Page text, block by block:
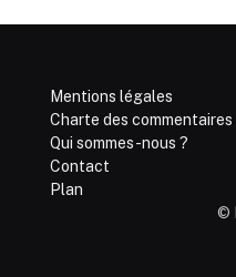
Mentions légales
Charte des commentaires
Qui sommes-nous ?
Contact
Plan
©